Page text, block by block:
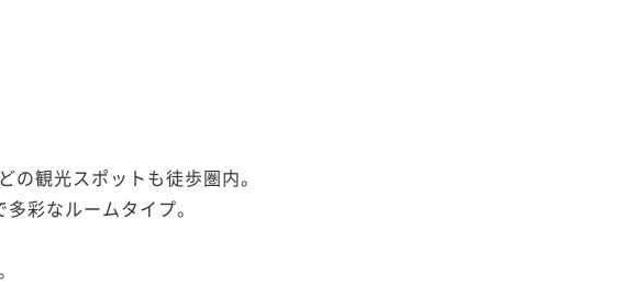
観光スポットも徒歩圏内。
彩なルームタイプ。